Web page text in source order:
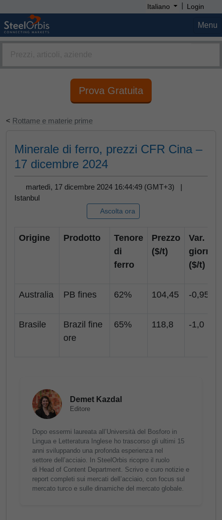
Italiano | Login
Menu
Prova Gratuita
< Rottame e materie prime
Minerale di ferro, prezzi CFR Cina –
17 dicembre 2024
martedì, 17 dicembre 2024 16:44:49 (GMT+3) |
Istanbul
Ascolta ora
Origine Prodotto
Tenore
di
ferro
Prezzo
($/t)
Var.
($/t)
Australia PB fines 62% 104,45 -0,95
Brasile
Brazil fine
ore
65% 118,8 -1,0
Demet Kazdal
Editore
Dopo essermi laureata all’Università del Bosforo in
Lingua e Letteratura Inglese ho trascorso gli ultimi 15
anni sviluppando una profonda esperienza nel
settore dell’acciaio. In SteelOrbis ricopro il ruolo
di Head of Content Department. Scrivo e curo notizie e
report completi sui mercati dell’acciaio, con focus sul
mercato turco e sulle dinamiche del mercato globale.